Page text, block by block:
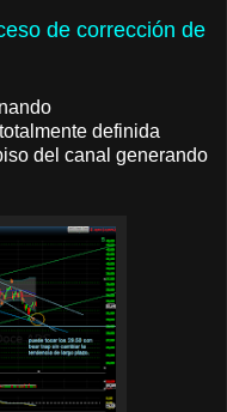
de corrección de
definida
del canal generando